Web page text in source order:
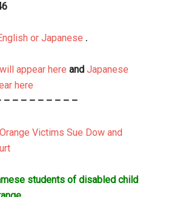
or Japanese.
appear here andJapanese
here
– – – – – – – – –
Victims Sue Dow and
students of disabled child